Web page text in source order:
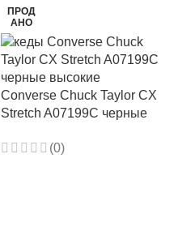
ПРОД
АНО
Converse Chuck Taylor CX
Stretch A07199C черные
(0)